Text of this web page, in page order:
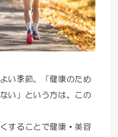
い季節。「健康のため
い」という方は、この
することで健康・美容